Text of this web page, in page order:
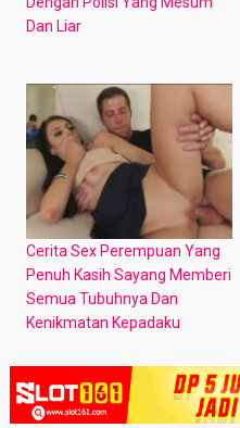
Dan Liar
Cerita Sex Perempuan Yang
Penuh Kasih Sayang Memberi
Semua Tubuhnya Dan
Kenikmatan Kepadaku